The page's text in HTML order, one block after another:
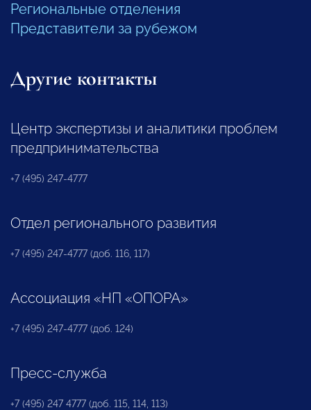
Региональные отделения
Представители за рубежом
Другие контакты
Центр экспертизы и аналитики проблем
предпринимательства
+7 (495) 247-4777
Отдел регионального развития
+7 (495) 247-4777 (доб. 116, 117)
Ассоциация «НП «ОПОРА»
+7 (495) 247-4777 (доб. 124)
Пресс-служба
+7 (495) 247 4777 (доб. 115, 114, 113)